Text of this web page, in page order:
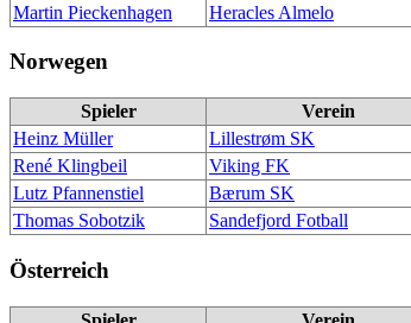
Martin Pieckenhagen
Heracles Almelo
Norwegen
Spieler Verein
Heinz Müller
Lillestrøm SK
René Klingbeil
Viking FK
Lutz Pfannenstiel
Bærum SK
Thomas Sobotzik
Sandefjord Fotball
Österreich